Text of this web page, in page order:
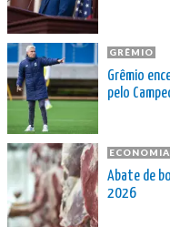
GRÊMIO
Grêmio
pelo
ECONOMIA
Abate de
2026